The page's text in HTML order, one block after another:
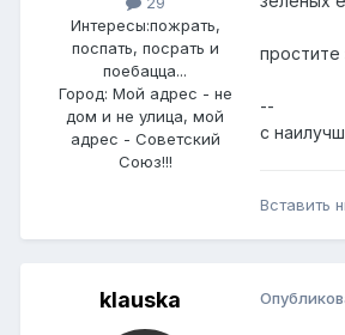
Интересы:пожрать,
поспать, посрать и
поебацца...
Город: Мой адрес - не
дом и не улица, мой
адрес - Советский
Союз!!!
простите
--
с
Вставить
klauska